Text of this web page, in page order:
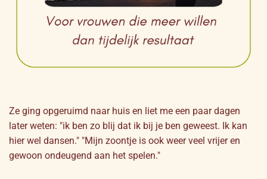
Ze ging opgeruimd naar huis en liet me een paar dagen
later weten: "ik ben zo blij dat ik bij je ben geweest. Ik kan
hier wel dansen." "Mijn zoontje is ook weer veel vrijer en
gewoon ondeugend aan het spelen."